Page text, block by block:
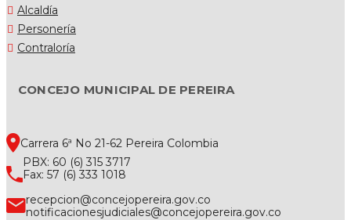
Alcaldía
Personería
Contraloría
CONCEJO MUNICIPAL DE PEREIRA
Carrera 6ª No 21-62 Pereira Colombia
PBX: 60 (6) 315 3717
Fax: 57 (6) 333 1018
recepcion@concejopereira.gov.co
notificacionesjudiciales@concejopereira.gov.co